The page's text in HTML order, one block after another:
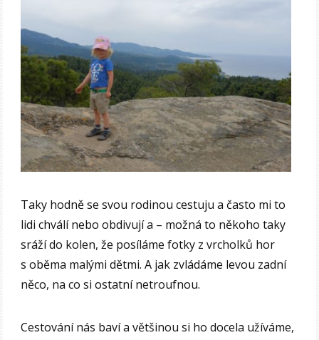
Taky hodně se svou rodinou cestuju a často mi to
lidi chválí nebo obdivují a – možná to někoho taky
sráží do kolen, že posíláme fotky z vrcholků hor
s oběma malými dětmi. A jak zvládáme levou zadní
něco, na co si ostatní netroufnou.
Cestování nás baví a většinou si ho docela užíváme,